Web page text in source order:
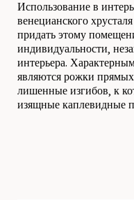
Использование в
венецианского
придать этому
индивидуальности,
интерьера.
являются рожки
лишенные изгибов, к
изящные каплевидные